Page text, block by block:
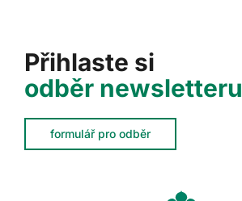
Přihlaste si
odběr newsletteru
formulář pro odběr